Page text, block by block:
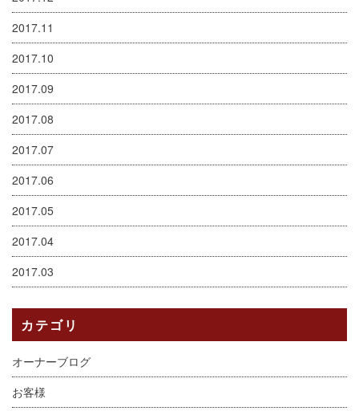
2017.11
2017.10
2017.09
2017.08
2017.07
2017.06
2017.05
2017.04
2017.03
カテゴリ
オーナーブログ
お客様